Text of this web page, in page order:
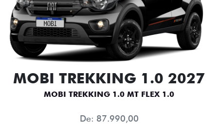
MOBI TREKKING 1.0 2027
MOBI TREKKING 1.0 MT FLEX 1.0
De: 87.990,00